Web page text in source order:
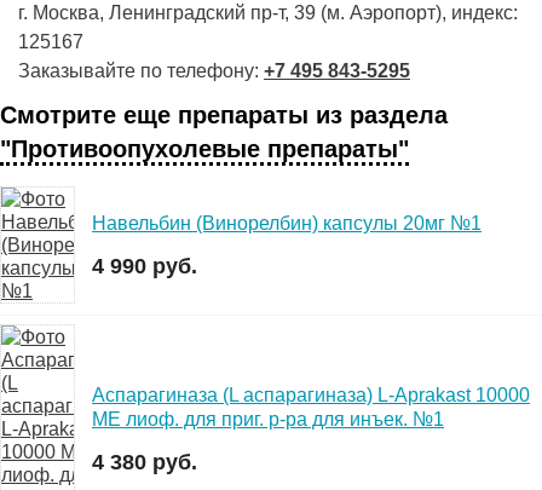
г. Москва, Ленинградский пр-т, 39 (м. Аэропорт), индекс:
125167
Заказывайте по телефону: +7 495 843-5295
Смотрите еще препараты из раздела
"Противоопухолевые препараты"
Навельбин (Винорелбин) капсулы 20мг №1
4 990 руб.
Аспарагиназа (L аспарагиназа) L-Aprakast 10000
МЕ лиоф. для приг. р-ра для инъек. №1
4 380 руб.